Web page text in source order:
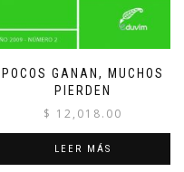
POCOS GANAN, MUCHOS
PIERDEN
$ 12,018.00
LEER MÁS